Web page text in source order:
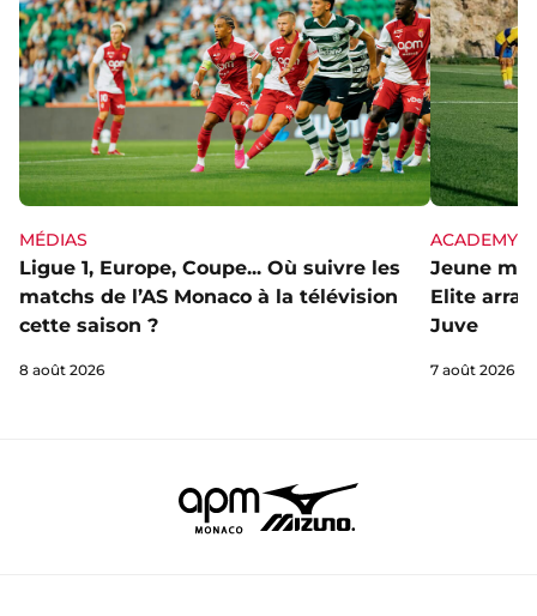
MÉDIAS
Ligue 1, Europe, Coupe... Où suivre les
matchs de l’AS Monaco à la télévision
cette saison ?
8 août 2026
ACADEMY
Jeune
Elite
Juve
7 août 2026